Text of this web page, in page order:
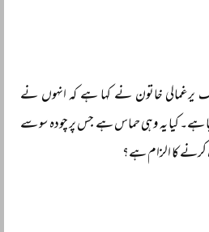
یرغمالی خاتون نے کہا ہے کہ انہوں نے
کیا یہ وہی حماس ہے جس پر چودہ سو سے
کرنے کا الزام ہے؟